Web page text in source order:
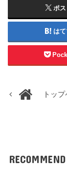
ポス
は
トッ
RECOMMEND